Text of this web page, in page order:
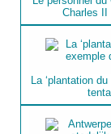
Charles II
La ‘plantation